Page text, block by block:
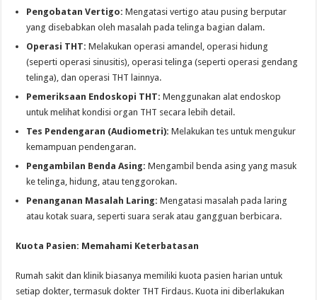
Pengobatan Vertigo: Mengatasi vertigo atau pusing berputar
yang disebabkan oleh masalah pada telinga bagian dalam.
Operasi THT: Melakukan operasi amandel, operasi hidung
(seperti operasi sinusitis), operasi telinga (seperti operasi gendang
telinga), dan operasi THT lainnya.
Pemeriksaan Endoskopi THT: Menggunakan alat endoskop
untuk melihat kondisi organ THT secara lebih detail.
Tes Pendengaran (Audiometri): Melakukan tes untuk mengukur
kemampuan pendengaran.
Pengambilan Benda Asing: Mengambil benda asing yang masuk
ke telinga, hidung, atau tenggorokan.
Penanganan Masalah Laring: Mengatasi masalah pada laring
atau kotak suara, seperti suara serak atau gangguan berbicara.
Kuota Pasien: Memahami Keterbatasan
Rumah sakit dan klinik biasanya memiliki kuota pasien harian untuk
setiap dokter, termasuk dokter THT Firdaus. Kuota ini diberlakukan